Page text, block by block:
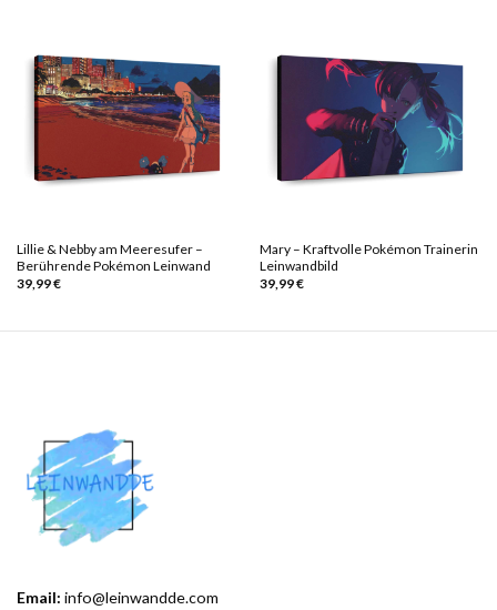
Lillie & Nebby am Meeresufer –
Berührende Pokémon Leinwand
39,99€
Mary – Kraftvolle Pokémon Trainerin
Leinwandbild
39,99€
Email: info@leinwandde.com